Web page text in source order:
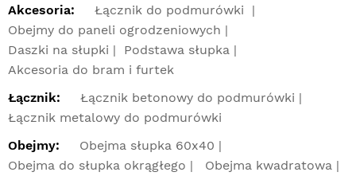
Akcesoria:
Łącznik do podmurówki
Obejmy do paneli ogrodzeniowych
Daszki na słupki
Podstawa słupka
Akcesoria do bram i furtek
Łącznik:
Łącznik betonowy do podmurówki
Łącznik metalowy do podmurówki
Obejmy:
Obejma słupka 60x40
Obejma do słupka okrągłego
Obejma kwadratowa